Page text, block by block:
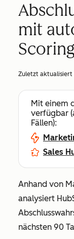
mit
Zuletzt aktualisiert
Mit einem
verfügbar
Fällen):
Sales
Anhand von
analysiert
nächsten 90